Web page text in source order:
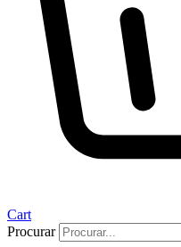
Cart
Procurar